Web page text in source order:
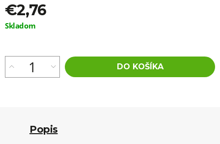
€2,76
Jednotková
Skladom
DO KOŠÍKA
Popis